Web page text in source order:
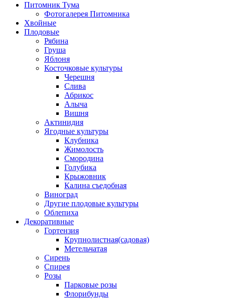
Питомник Тума
Фотогалерея Питомника
Хвойные
Плодовые
Рябина
Груша
Яблоня
Косточковые культуры
Черешня
Слива
Абрикос
Алыча
Вишня
Актинидия
Ягодные культуры
Клубника
Жимолость
Смородина
Голубика
Крыжовник
Калина съедобная
Виноград
Другие плодовые культуры
Облепиха
Декоративные
Гортензия
Крупнолистная(садовая)
Метельчатая
Сирень
Спирея
Розы
Парковые розы
Флорибунды